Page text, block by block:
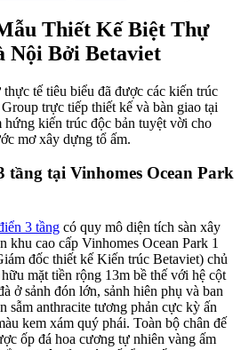
Thiết Kế Biệt Thự
Nội Bởi Betaviet
tế tiêu biểu đã được các kiến trúc
trực tiếp thiết kế và bàn giao tại
kiến trúc độc bản tuyệt vời cho
mơ xây dựng tổ ấm.
tầng tại Vinhomes Ocean Park
3 tầng có quy mô diện tích sàn xây
khu cao cấp Vinhomes Ocean Park 1
đốc thiết kế Kiến trúc Betaviet) chủ
mặt tiền rộng 13m bề thế với hệ cột
ở sảnh đón lớn, sảnh hiên phụ và ban
sẫm anthracite tương phản cực kỳ ấn
kem xám quý phái. Toàn bộ chân đế
ốp đá hoa cương tự nhiên vàng ấm